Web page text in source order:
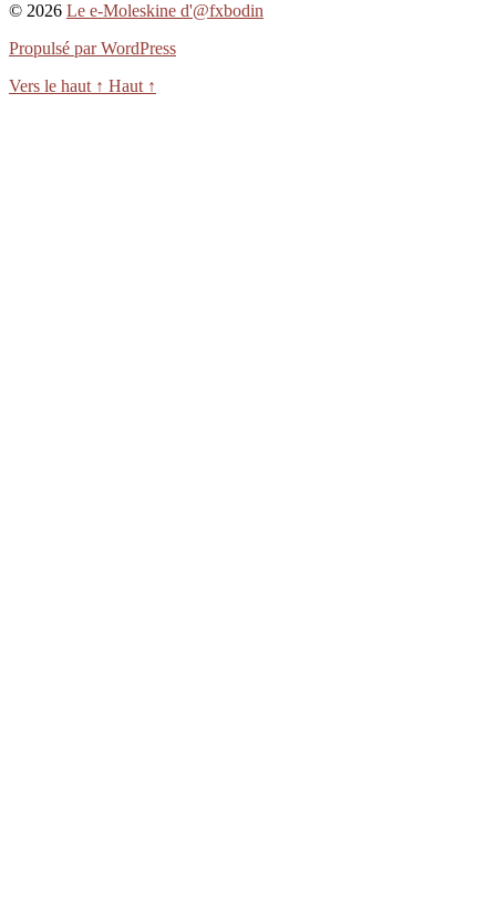
© 2026 Le e-Moleskine d'@fxbodin
Propulsé par WordPress
Vers le haut ↑ Haut ↑